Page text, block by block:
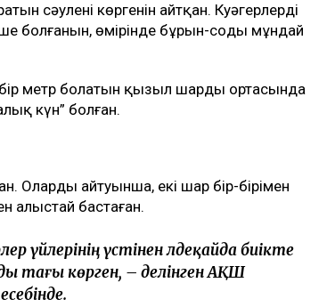
сәулені көргенін айтқан. Куәгерлердің
болғанын, өмірінде бұрын-соңды мұндай
метр болатын қызыл шардың ортасында
күн” болған.
Олардың айтуынша, екі шар бір-бірімен
алыстай бастаған.
үйлерінің үстінен әлдеқайда биікте
тағы көрген, – делінген АҚШ